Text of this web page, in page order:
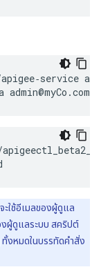
admin@myCo.com
ะใช้อีเมลของผู้ดูแล
งผู้ดูแลระบบ สคริปต์
งหมดในบรรทัดคำสั่ง